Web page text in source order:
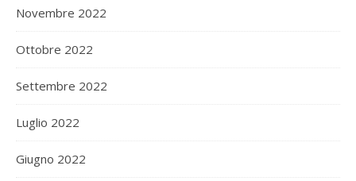
Novembre 2022
Ottobre 2022
Settembre 2022
Luglio 2022
Giugno 2022